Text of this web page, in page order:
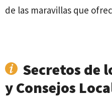
de las maravillas que
Secretos de
y Consejos